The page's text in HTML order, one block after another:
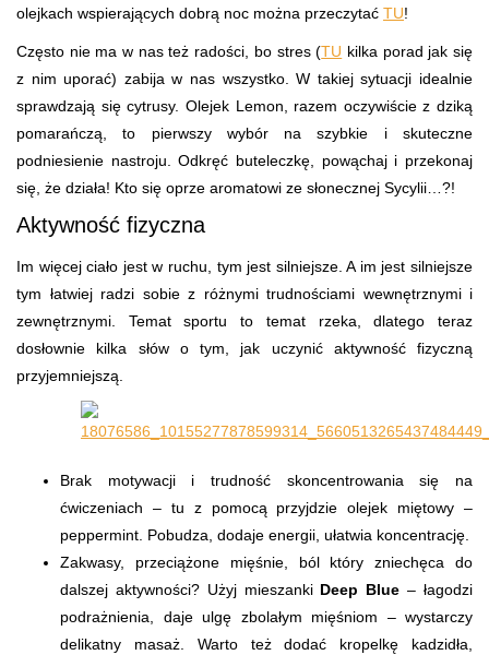
olejkach wspierających dobrą noc można przeczytać TU!
Często nie ma w nas też radości, bo stres (TU kilka porad jak się
z nim uporać) zabija w nas wszystko. W takiej sytuacji idealnie
sprawdzają się cytrusy. Olejek Lemon, razem oczywiście z dziką
pomarańczą, to pierwszy wybór na szybkie i skuteczne
podniesienie nastroju. Odkręć buteleczkę, powąchaj i przekonaj
się, że działa! Kto się oprze aromatowi ze słonecznej Sycylii…?!
Aktywność fizyczna
Im więcej ciało jest w ruchu, tym jest silniejsze. A im jest silniejsze
tym łatwiej radzi sobie z różnymi trudnościami wewnętrznymi i
zewnętrznymi. Temat sportu to temat rzeka, dlatego teraz
dosłownie kilka słów o tym, jak uczynić aktywność fizyczną
przyjemniejszą.
Brak motywacji i trudność skoncentrowania się na
ćwiczeniach – tu z pomocą przyjdzie olejek miętowy –
peppermint. Pobudza, dodaje energii, ułatwia koncentrację.
Zakwasy, przeciążone mięśnie, ból który zniechęca do
dalszej aktywności? Użyj mieszanki Deep Blue – łagodzi
podrażnienia, daje ulgę zbolałym mięśniom – wystarczy
delikatny masaż. Warto też dodać kropelkę kadzidła,